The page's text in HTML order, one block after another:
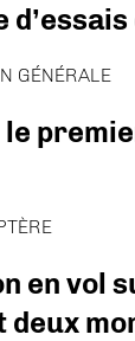
GÉNÉRALE
en vol
deux